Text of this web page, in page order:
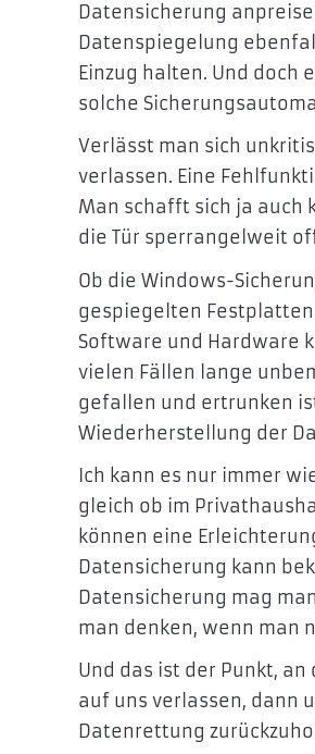
Datensicherung
Datenspiegelung
Einzug halten. Und doch
solche
Verlässt man sich
verlassen. Eine
Man schafft sich ja auch
die Tür sperrangelweit
Ob die Windows-
gespiegelten
Software und Hardware
vielen Fällen lange
gefallen und ertrunken
Wiederherstellung der
Ich kann es nur immer
gleich ob im
können eine
Datensicherung kann
Datensicherung mag
man denken, wenn man
Und das ist der Punkt,
auf uns verlassen, dann
Datenrettung